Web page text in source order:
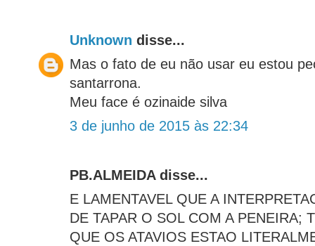
Unknown disse...
Mas o fato de eu não usar eu estou
santarrona.
Meu face é ozinaide silva
3 de junho de 2015 às 22:34
PB.ALMEIDA disse...
E LAMENTAVEL QUE A
DE TAPAR O SOL COM A PENEIRA;
QUE OS ATAVIOS ESTAO